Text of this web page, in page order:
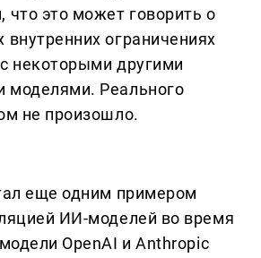
что это может говорить о
внутренних ограничениях
некоторыми другими
моделями. Реального
не произошло.
еще одним примером
ИИ-моделей во время
OpenAI и Anthropic